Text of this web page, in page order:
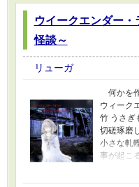
ウイークエンダー
怪談～
リューガ
何かを
ウィーク
竹 うさぎ
切磋琢磨
小さな軋
事が起こ
その時